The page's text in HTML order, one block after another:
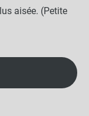
aisée. (Petite